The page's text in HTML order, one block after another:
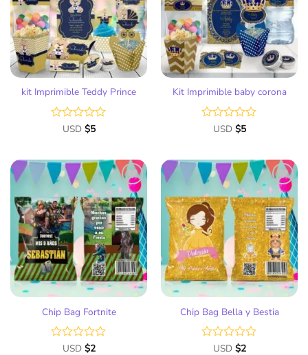
de
deseos
kit Imprimible Teddy Prince
Valorado
de
USD $5
de
deseos
Kit Imprimible baby corona
Valorado
de
5
USD $5
Añadir
a la
lista
de
deseos
Chip Bag Fortnite
Valorado
USD $2
Añadir
a la
lista
de
deseos
Chip Bag Bella y Bestia
Valorado
USD $2